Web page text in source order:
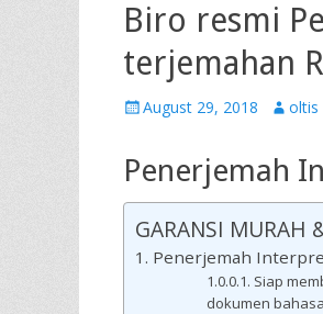
Biro resmi
terjemahan
Posted
August 29, 2018 Author
oltis
Penerjemah
GARANSI MURAH
Penerjemah
Siap
dokumen